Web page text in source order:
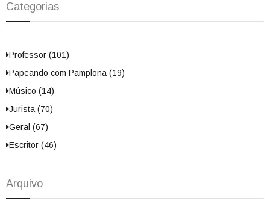
Categorias
Professor (101)
Papeando com Pamplona (19)
Músico (14)
Jurista (70)
Geral (67)
Escritor (46)
Arquivo